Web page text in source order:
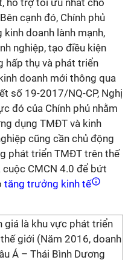
hỗ trợ tối ưu nhất cho
cạnh đó, Chính phủ
doanh lành mạnh,
nghiệp, tạo điều kiện
hấp thụ và phát triển
doanh mới thông qua
số 19-2017/NQ-CP, Nghị
đó của Chính phủ nhằm
dụng TMĐT và kinh
cũng cần chủ động
phát triển TMĐT trên thế
CMCN 4.0 để bứt
tăng trưởng kinh tế
là khu vực phát triển
giới (Năm 2016, doanh
Á – Thái Bình Dương